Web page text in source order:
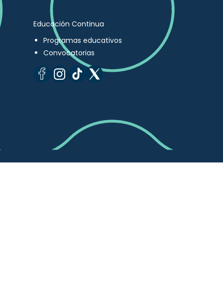
Educación Continua
Programas educativos
Convocatorias